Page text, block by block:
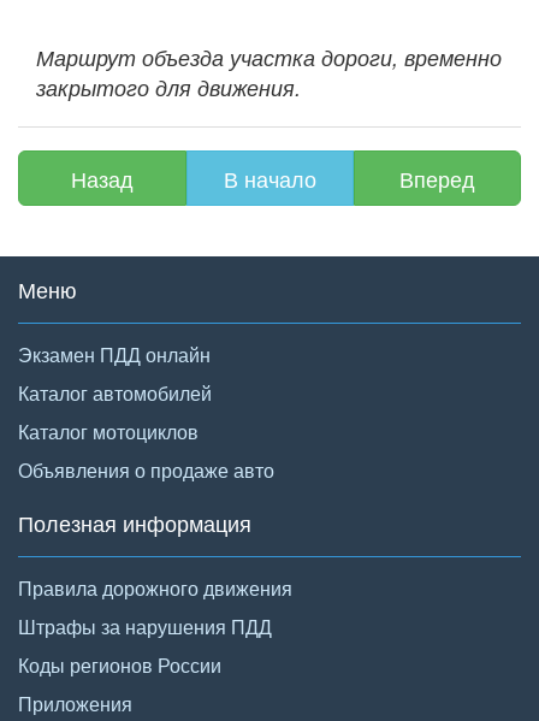
Маршрут объезда участка дороги, временно
закрытого для движения.
Назад В начало Вперед
Меню
Экзамен ПДД онлайн
Каталог автомобилей
Каталог мотоциклов
Объявления о продаже авто
Полезная информация
Правила дорожного движения
Штрафы за нарушения ПДД
Коды регионов России
Приложения